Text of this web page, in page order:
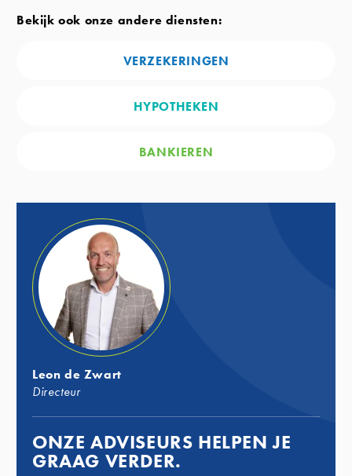
Bekijk ook onze andere diensten:
VERZEKERINGEN
HYPOTHEKEN
BANKIEREN
ONZE ADVISEURS HELPEN JE
GRAAG VERDER.
Leon de Zwart
Directeur